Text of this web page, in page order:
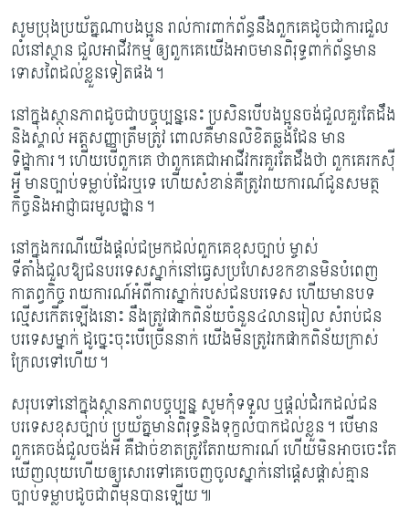
សូមប្រុងប្រយ័ត្នណាបងប្អូន រាល់ការពាក់ព័ន្ធនឹងពួកគេដូចជាការជួល
លំនៅស្ថាន ជួលអាជីវកម្ម ឲ្យពួកគេយើងអាចមានពិរុទ្ធពាក់ព័ន្ធមាន
ទោសពៃដល់ខ្លួនទៀតផង។
នៅក្នុងស្ថានភាពដូចជាបច្ចុប្បន្ននេះ ប្រសិនបើបងប្អូនចង់ជួលគួរតែដឹង
និងស្គាល់ អត្តសញ្ញាត្រឹមត្រូវ ពោលគឺមានលិខិតឆ្លងដែន មាន
ទិដ្ឋាការ។ ហើយបើពួកគេ ថាពួកគេជាអាជីវករគួរតែដឹងថា ពួកគេរកស៊ី
អ្វី មានច្បាប់ទម្លាប់ដែរឬទេ ហើយសំខាន់គឺត្រូវរាយការណ៍ជូនសមត្ថ
កិច្ចនិងអាជ្ញាធរមូលដ្ឋាន។
នៅក្នុងករណីយើងផ្តល់ជម្រកដល់ពួកគេខុសច្បាប់ ម្ចាស់
ទីតាំងជួលឱ្យជនបរទេសស្នាក់នៅធ្វេសប្រហែសខកខានមិនបំពេញ
កាតព្វកិច្ច រាយការណ៍អំពីការស្នាក់របស់ជនបរទេស ហើយមានបទ
ល្មើសកើតឡើងនោះ នឹងត្រូវផាកពិន័យចំនួន៤លានរៀល សំរាប់ជន
បរទេសម្នាក់ ដូច្នេះចុះបើច្រើននាក់ យើងមិនត្រូវរកផាកពិន័យក្រាស់
ក្រែលទៅហើយ។​
សរុបទៅនៅក្នុងស្ថានភាពបច្ចុប្បន្ន សូមកុំទទួល ឬផ្តល់ជំរកដល់ជន
បរទេសខុសច្បាប់ ប្រយ័ត្នមានពិរុទ្ធនិងទុក្ខលំបាកដល់ខ្លួន។ បើមាន
ពួកគេចង់ជួលចង់អី គឺដាច់ខាតត្រូវតែរាយការណ៍ ហើយមិនអាចចេះតែ
ឃើញលុយហើយឲ្យសោរទៅគេចេញចូលស្នាក់នៅផ្តេសផ្តាស់គ្មាន
ច្បាប់ទម្លាបដូចជាពីមុនបានឡើយ៕